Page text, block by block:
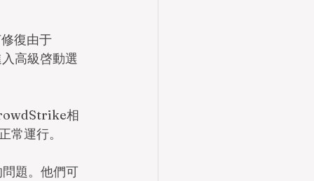
復由于
高級啓動選
相
常運行。
題。他們可